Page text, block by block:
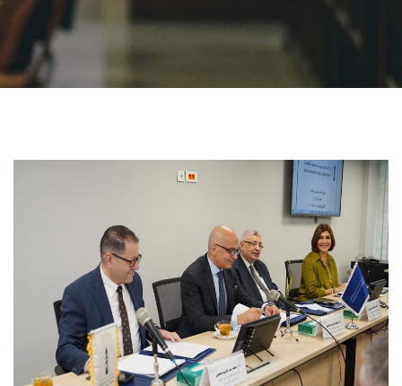
الأنظمة الذكية
الإعلام
الطلاب
الدراسات العليا
الخريجين
الموظفون